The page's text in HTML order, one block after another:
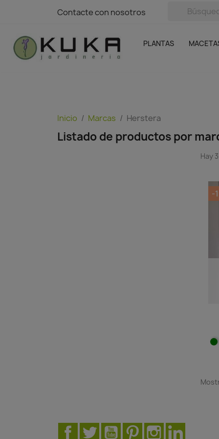
Contacte con nosotros
Contacte con nosotros
PLANTAS
SIN GASTOS DE ENVÍO
Inicio Marcas Herstera
Listado de productos por
Hay
-
Facebook
Twitter YouTubePinterestInstagram